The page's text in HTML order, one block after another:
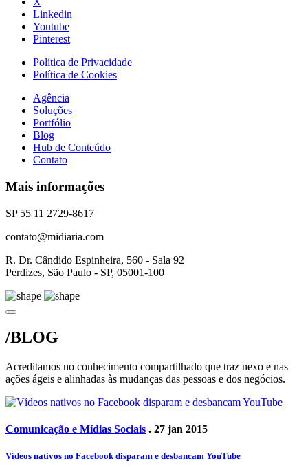
Linkedin
Youtube
Pinterest
Política de Privacidade
Política de Cookies
Agência
Soluções
Portfólio
Blog
Hub de Conteúdo
Contato
Mais informações
SP 55 11 2729-8617
contato@midiaria.com
R. Dr. Cândido Espinheira, 560 - Sala 92
Perdizes, São Paulo - SP, 05001-100
/BLOG
Acreditamos no conhecimento compartilhado que traz nexo e nas
ações ágeis e alinhadas às mudanças das pessoas e dos negócios.
Comunicação e Mídias Sociais . 27 jan 2015
Vídeos nativos no Facebook disparam e desbancam YouTube